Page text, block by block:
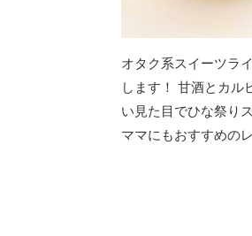
オタク系スイーツラ
します！ 甘酒とカル
い見た目でひな祭り
ママにもおすすめの